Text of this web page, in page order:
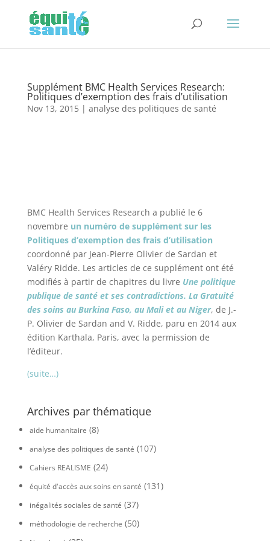
Supplément BMC Health Services Research:
Politiques d’exemption des frais d’utilisation
Nov 13, 2015| analyse des politiques de santé
BMC Health Services Research a publié le 6
novembre un numéro de supplément sur les
Politiques d’exemption des frais d’utilisation
coordonné par Jean-Pierre Olivier de Sardan et
Valéry Ridde. Les articles de ce supplément ont été
modifiés à partir de chapitres du livre Une politique
publique de santé et ses contradictions. La Gratuité
des soins au Burkina Faso, au Mali et au Niger, de J.-
P. Olivier de Sardan and V. Ridde, paru en 2014 aux
édition Karthala, Paris, avec la permission de
l’éditeur.
(suite…)
Archives par thématique
aide humanitaire (8)
analyse des politiques de santé (107)
Cahiers REALISME (24)
équité d'accès aux soins en santé (131)
inégalités sociales de santé (37)
méthodologie de recherche (50)